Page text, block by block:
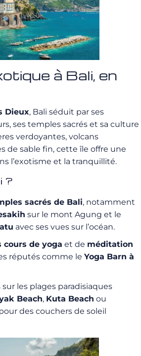
à Bali, en
Dieux, Bali séduit par ses
ses temples sacrés et sa culture
verdoyantes, volcans
de sable fin, cette île offre une
l’exotisme et la tranquillité.
?
sacrés de Bali, notamment
sur le mont Agung et le
avec ses vues sur l’océan.
cours de yoga et de méditation
réputés comme le Yoga Barn à
les plages paradisiaques
Beach, Kuta Beach ou
des couchers de soleil